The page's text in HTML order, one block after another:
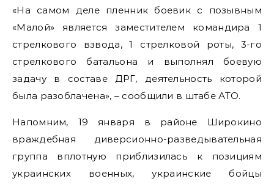
«На самом деле пленник боевик с позывным
«Малой» является заместителем командира 1
стрелкового взвода, 1 стрелковой роты, 3-го
стрелкового батальона и выполнял боевую
задачу в составе ДРГ, деятельность которой
была разоблачена», – сообщили в штабе АТО.
Напомним, 19 января в районе Широкино
враждебная диверсионно-разведывательная
группа вплотную приблизилась к позициям
украинских военных, украинские бойцы